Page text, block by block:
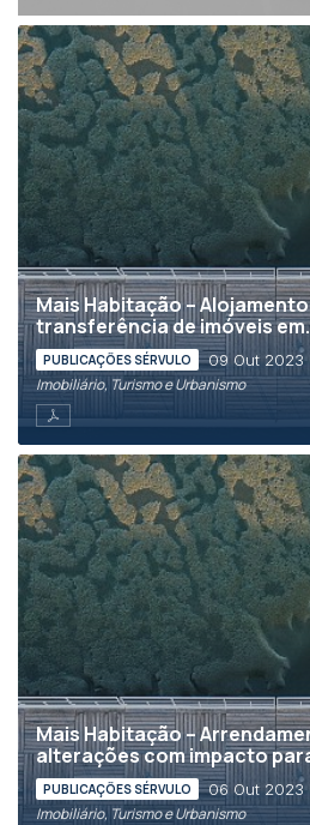
Mais Habitação –
transferência de imóveis
PUBLICAÇÕES SÉRVULO 09 Out 2023
Imobiliário, Turismo e Urbanismo
Mais Habitação –
alterações com impacto
PUBLICAÇÕES SÉRVULO 06 Out 2023
Imobiliário, Turismo e Urbanismo